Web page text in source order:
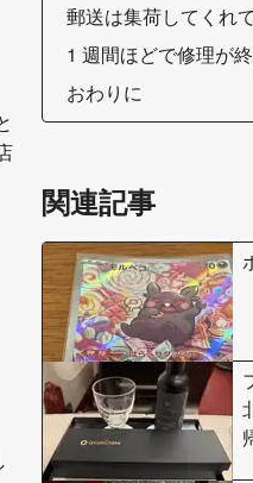
郵送は集荷してくれ
1 週間ほどで修理が
おわりに
関連記事